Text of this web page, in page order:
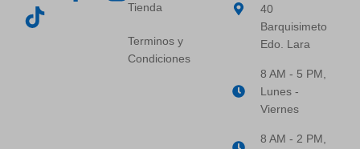
Tienda
Terminos y
Condiciones
40
Barquisimeto
Edo. Lara
8 AM - 5 PM,
Lunes -
Viernes
8 AM - 2 PM,